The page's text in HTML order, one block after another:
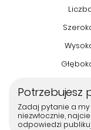
olejowanej Collodi
szukają solidnego
służył przez
praktycznym
Potrzebujesz
Zadaj pytanie a
niezwłocznie,
odpowiedzi